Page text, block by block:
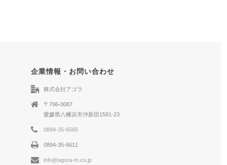
企業情報・お問い合わせ
株式会社アゴラ
〒796-0087
愛媛県八幡浜市沖新田1581-23
0894-35-6565
0894-35-6611
info@agora-m.co.jp